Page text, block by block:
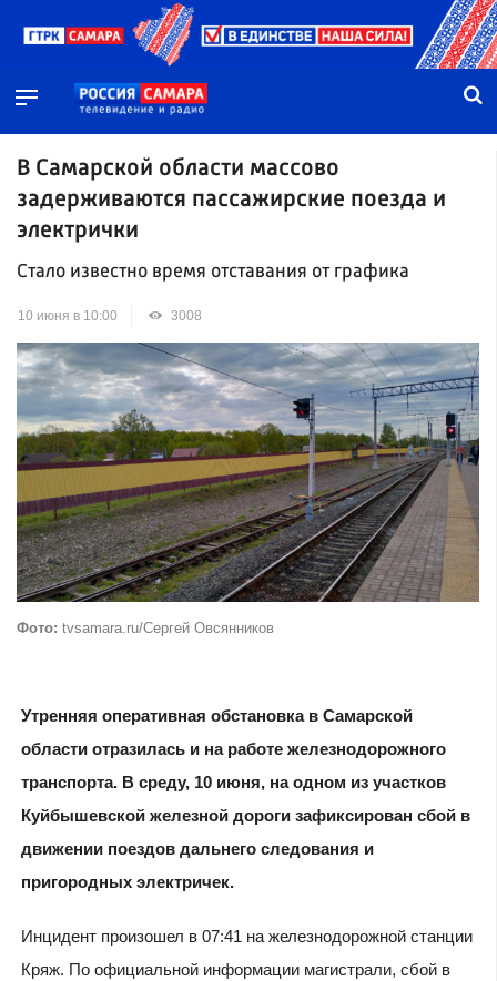
В Самарской области массово
задерживаются пассажирские поезда и
электрички
Стало известно время отставания от графика
10 июня в 10:00 3008
Фото: tvsamara.ru/Сергей Овсянников
Утренняя оперативная обстановка в Самарской
области отразилась и на работе железнодорожного
транспорта. В среду, 10 июня, на одном из участков
Куйбышевской железной дороги зафиксирован сбой в
движении поездов дальнего следования и
пригородных электричек.
Инцидент произошел в 07:41 на железнодорожной станции
Кряж. По официальной информации магистрали, сбой в